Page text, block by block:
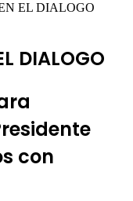
EL DIALOGO
DIALOGO
con